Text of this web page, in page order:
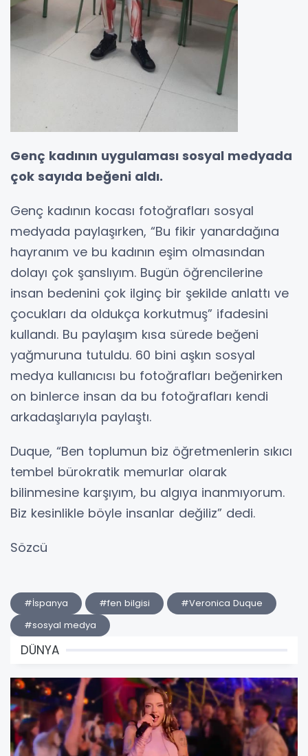
Genç kadının uygulaması sosyal medyada
çok sayıda beğeni aldı.
Genç kadının kocası fotoğrafları sosyal
medyada paylaşırken, “Bu fikir yanardağına
hayranım ve bu kadının eşim olmasından
dolayı çok şanslıyım. Bugün öğrencilerine
insan bedenini çok ilginç bir şekilde anlattı ve
çocukları da oldukça korkutmuş” ifadesini
kullandı. Bu paylaşım kısa sürede beğeni
yağmuruna tutuldu. 60 bini aşkın sosyal
medya kullanıcısı bu fotoğrafları beğenirken
on binlerce insan da bu fotoğrafları kendi
arkadaşlarıyla paylaştı.
Duque, “Ben toplumun biz öğretmenlerin sıkıcı
tembel bürokratik memurlar olarak
bilinmesine karşıyım, bu algıya inanmıyorum.
Biz kesinlikle böyle insanlar değiliz” dedi.
Sözcü
#İspanya #fen bilgisi
#Veronica Duque
#sosyal medya
DÜNYA